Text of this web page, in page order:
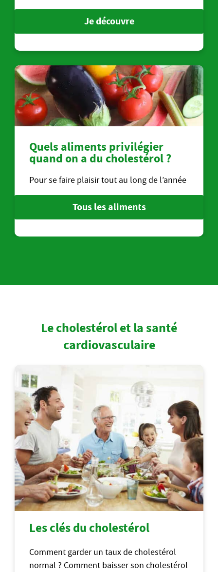
Je découvre
Quels aliments privilégier
quand on a du cholestérol ?
Pour se faire plaisir tout au long de l’année
Tous les aliments
Le cholestérol et la santé
cardiovasculaire
Les clés du cholestérol
Comment garder un taux de cholestérol
normal ? Comment baisser son cholestérol